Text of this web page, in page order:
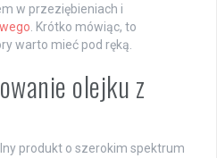
w przeziębieniach i
. Krótko mówiąc, to
warto mieć pod ręką.
olejku z
produkt o szerokim spektrum